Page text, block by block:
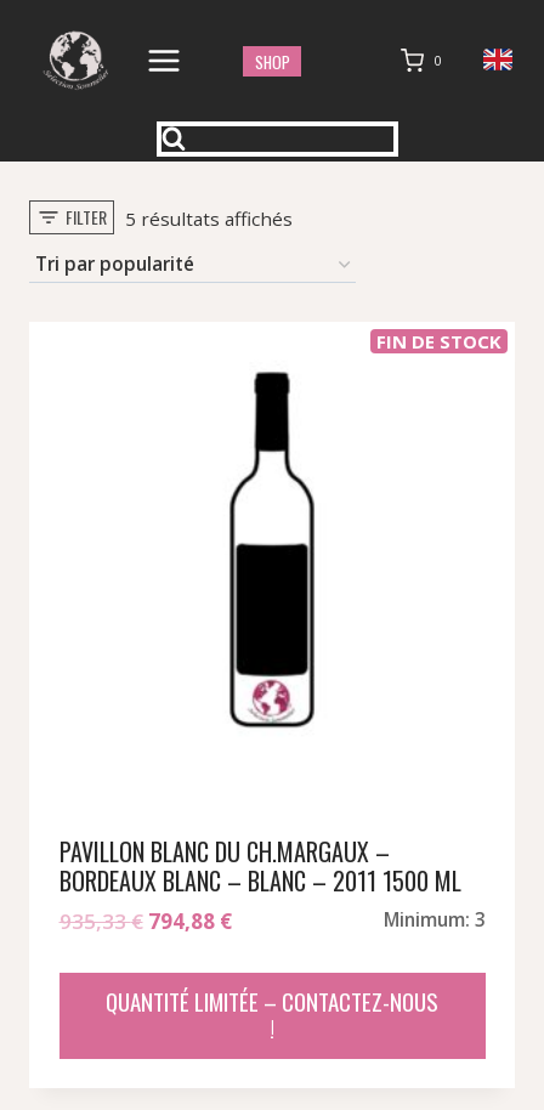
contenu
SHOP 0
FILTER 5 résultats affichésTrié
popularité
FIN DE STOCK
PAVILLON BLANC DU CH.MARGAUX –
BORDEAUX BLANC – BLANC – 2011 1500 ML
935,33€ Le
initial
était :
794,88 €Le
actuel
est :
Minimum: 3
QUANTITÉ LIMITÉE – CONTACTEZ-NOUS
!